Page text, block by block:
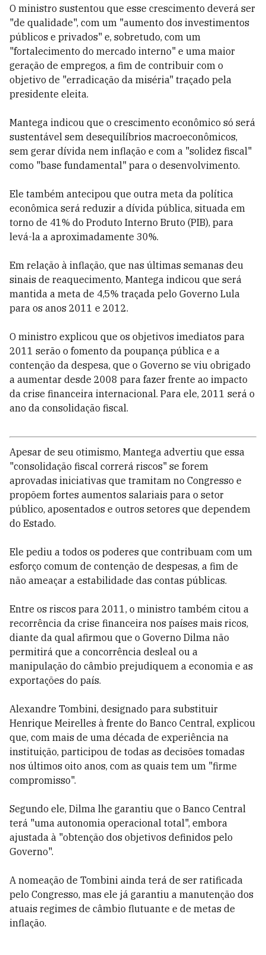
O ministro sustentou que esse crescimento deverá ser
"de qualidade", com um "aumento dos investimentos
públicos e privados" e, sobretudo, com um
"fortalecimento do mercado interno" e uma maior
geração de empregos, a fim de contribuir com o
objetivo de "erradicação da miséria" traçado pela
presidente eleita.
Mantega indicou que o crescimento econômico só será
sustentável sem desequilíbrios macroeconômicos,
sem gerar dívida nem inflação e com a "solidez fiscal"
como "base fundamental" para o desenvolvimento.
Ele também antecipou que outra meta da política
econômica será reduzir a dívida pública, situada em
torno de 41% do Produto Interno Bruto (PIB), para
levá-la a aproximadamente 30%.
Em relação à inflação, que nas últimas semanas deu
sinais de reaquecimento, Mantega indicou que será
mantida a meta de 4,5% traçada pelo Governo Lula
para os anos 2011 e 2012.
O ministro explicou que os objetivos imediatos para
2011 serão o fomento da poupança pública e a
contenção da despesa, que o Governo se viu obrigado
a aumentar desde 2008 para fazer frente ao impacto
da crise financeira internacional. Para ele, 2011 será o
ano da consolidação fiscal.
Apesar de seu otimismo, Mantega advertiu que essa
"consolidação fiscal correrá riscos" se forem
aprovadas iniciativas que tramitam no Congresso e
propõem fortes aumentos salariais para o setor
público, aposentados e outros setores que dependem
do Estado.
Ele pediu a todos os poderes que contribuam com um
esforço comum de contenção de despesas, a fim de
não ameaçar a estabilidade das contas públicas.
Entre os riscos para 2011, o ministro também citou a
recorrência da crise financeira nos países mais ricos,
diante da qual afirmou que o Governo Dilma não
permitirá que a concorrência desleal ou a
manipulação do câmbio prejudiquem a economia e as
exportações do país.
Alexandre Tombini, designado para substituir
Henrique Meirelles à frente do Banco Central, explicou
que, com mais de uma década de experiência na
instituição, participou de todas as decisões tomadas
nos últimos oito anos, com as quais tem um "firme
compromisso".
Segundo ele, Dilma lhe garantiu que o Banco Central
terá "uma autonomia operacional total", embora
ajustada à "obtenção dos objetivos definidos pelo
Governo".
A nomeação de Tombini ainda terá de ser ratificada
pelo Congresso, mas ele já garantiu a manutenção dos
atuais regimes de câmbio flutuante e de metas de
inflação.